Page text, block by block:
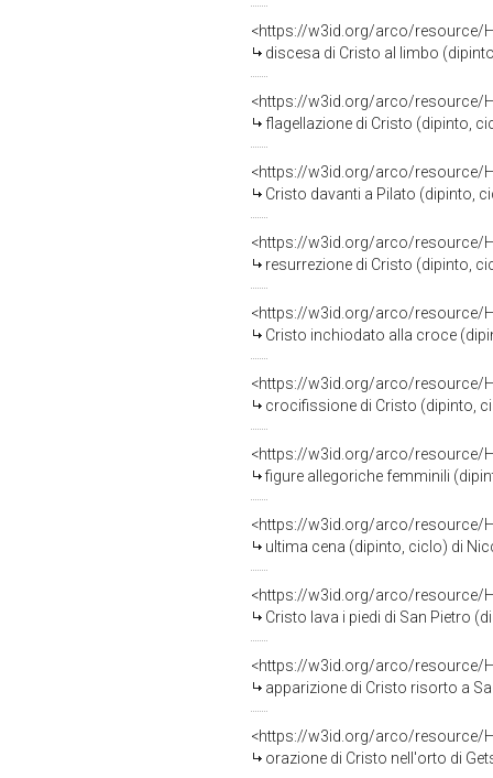
<https://w3id.org/arco/resource/
discesa di Cristo al limbo
<https://w3id.org/arco/resource/
flagellazione di Cristo (dipinto,
<https://w3id.org/arco/resource/
Cristo davanti a Pilato (dipinto,
<https://w3id.org/arco/resource/
resurrezione di Cristo (dipinto,
<https://w3id.org/arco/resource/
Cristo inchiodato alla croce
<https://w3id.org/arco/resource/
crocifissione di Cristo (dipinto,
<https://w3id.org/arco/resource/
figure allegoriche femminili
<https://w3id.org/arco/resource/
ultima cena (dipinto, ciclo) di
<https://w3id.org/arco/resource/
Cristo lava i piedi di San Pietro
<https://w3id.org/arco/resource/
apparizione di Cristo risorto a
<https://w3id.org/arco/resource/
orazione di Cristo nell'orto di